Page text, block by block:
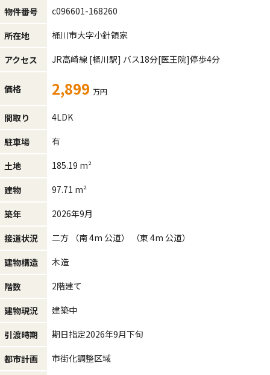
物件番号 c096601-168260
所在地 桶川市大字小針領家
アクセス JR高崎線 [桶川駅] バス18分[医王院]停歩4分
価格 2,899 万円
間取り 4LDK
駐車場 有
土地 185.19 m²
建物 97.71 m²
築年 2026年9月
接道状況 二方 （南 4m 公道） （東 4m 公道）
建物構造 木造
階数 2階建て
建物現況 建築中
引渡時期 期日指定2026年9月下旬
都市計画 市街化調整区域